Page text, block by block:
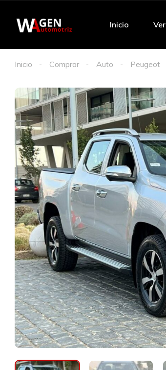
Inicio
Inicio Comprar Auto Peugeot